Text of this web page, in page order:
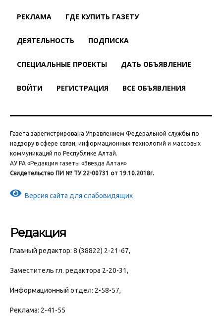
РЕКЛАМА ГДЕ КУПИТЬ ГАЗЕТУ
ДЕЯТЕЛЬНОСТЬ ПОДПИСКА
СПЕЦИАЛЬНЫЕ ПРОЕКТЫ ДАТЬ ОБЪЯВЛЕНИЕ
ВОЙТИ РЕГИСТРАЦИЯ ВСЕ ОБЪЯВЛЕНИЯ
Газета зарегистрирована Управлением Федеральной службы по
надзору в сфере связи, информационных технологий и массовых
коммуникаций по Республике Алтай.
АУ РА «Редакция газеты «Звезда Алтая»
Свидетельство ПИ № ТУ 22-00731 от 19.10.2018г.
Версия сайта для слабовидящих
Редакция
Главный редактор: 8 (38822) 2-21-67,
Заместитель гл. редактора 2-20-31,
Информационный отдел: 2-58-57,
Реклама: 2-41-55